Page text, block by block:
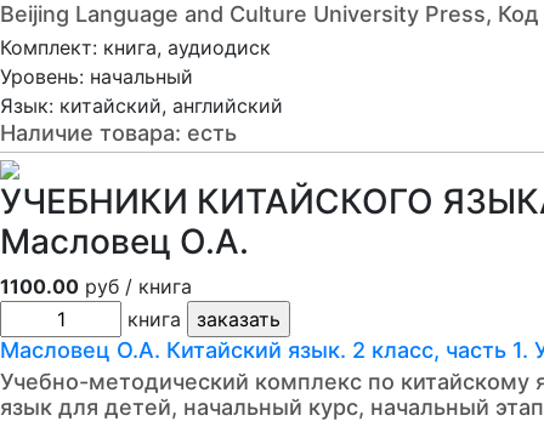
Beijing Language and Culture University Press, Код
Комплект: книга, аудиодиск
Уровень: начальный
Язык: китайский, английский
Наличие товара: есть
УЧЕБНИКИ КИТАЙСКОГО
Масловец О.А.
1100.00 руб / книга
книга
Масловец О.А. Китайский язык. 2 класс, часть 1.
Учебно-методический комплекс по
язык для детей, начальный курс, начальный